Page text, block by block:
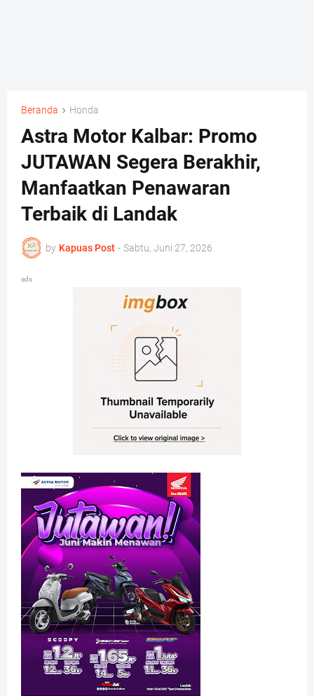
Beranda Honda
Astra Motor Kalbar: Promo
JUTAWAN Segera Berakhir,
Manfaatkan Penawaran
Terbaik di Landak
by Kapuas Post - Sabtu, Juni 27, 2026
ads